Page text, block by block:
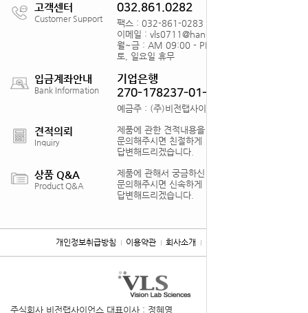
고객센터
Customer Support
032.861.0282
팩스 : 032-861-0283
이메일 : vls0711@hanmail.net
월~금 : AM 09:00 - PM18:00
토, 일요일 휴무
입금계좌안내
Bank Information
기업은행
270-178237-01-012
예금주 : (주)비전랩사이언스
견적의뢰
Inquiry
제품에 관한 견적내용을
문의해주시면 친절하게
답변해드리겠습니다.
상품 Q&A
Product Q&A
제품에 관해서 궁금하신 점을
문의해주시면 신속하게
답변해드리겠습니다.
개인정보취급방침 이용약관 회사소개 찾아오시는 길
주식회사 비전랩사이언스 대표이사 : 정혜영